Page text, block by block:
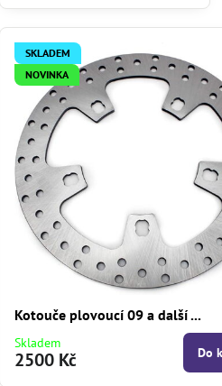
SKLADEM
NOVINKA
Kotouče plovoucí 09 a další ...
Skladem
2500 Kč Do